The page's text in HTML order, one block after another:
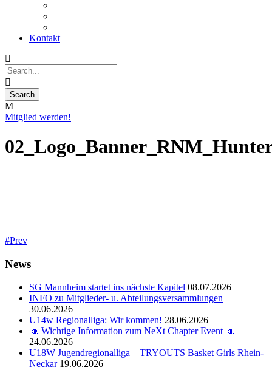
Kontakt
Mitglied werden!
Prev
News
SG Mannheim startet ins nächste Kapitel 08.07.2026
INFO zu Mitglieder- u. Abteilungsversammlungen
30.06.2026
U14w Regionalliga: Wir kommen! 28.06.2026
📣 Wichtige Information zum NeXt Chapter Event 📣
24.06.2026
U18W Jugendregionalliga – TRYOUTS Basket Girls Rhein-
Neckar 19.06.2026